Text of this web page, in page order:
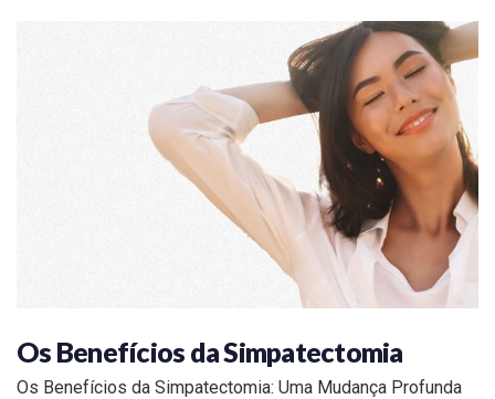
Os Benefícios da Simpatectomia
Os Benefícios da Simpatectomia: Uma Mudança Profunda